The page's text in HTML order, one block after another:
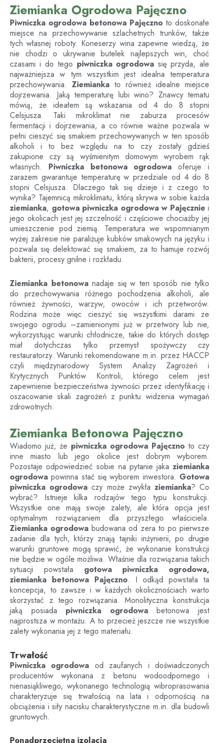
Ziemianka Ogrodowa Pajęczno
Piwniczka ogrodowa betonowa Pajęczno to doskonałe
miejsce na przechowywanie szlachetnych trunków, także
tych własnej roboty. Koneserzy wina zapewne wiedzą, że
nie chodzi o ukrywanie butelek najlepszych win, choć
czasami i do tego piwniczka ogrodowa się przyda, ale
najważniejsza w tym wszystkim jest idealna temperatura
przechowywania. Ziemianka to również idealne miejsce
dojrzewania. Jaką temperaturę lubi wino? Znawcy tematu
mówią, że ideałem są wskazania od 4 do 8 stopni
Celsjusza. Taki mikroklimat nie zaburza procesów
fermentacji i dojrzewania, a co równie ważne pozwala w
pełni cieszyć się smakiem przechowywanych w ten sposób
alkoholi i to bez względu na to czy zostały gdzieś
zakupione czy są wyśmienitym domowym wyrobem rąk
własnych. Piwniczka betonowa ogrodowa oferuje i
zarazem gwarantuje temperaturę w przedziale od 4 do 8
stopni Celsjusza. Dlaczego tak się dzieje i z czego to
wynika? Tajemnicą mikroklimatu, którą skrywa w sobie każda
ziemianka, gotowa piwniczka ogrodowa w Pajęcznie i
jego okolicach jest jej szczelność i częściowe chociażby jej
umieszczenie pod ziemią. Temperatura we wspomnianym
wyżej zakresie nie paraliżuje kubków smakowych na języku i
pozwala się delektować się smakiem, za to hamuje rozwój
bakterii, procesy gnilne i rozkładu.
Ziemianka betonowanadaje się w ten sposób nie tylko
do przechowywania różnego pochodzenia alkoholi, ale
również żywności, warzyw, owoców i ich przetworów.
Rodzina może więc cieszyć się wszystkimi darami ze
swojego ogrodu –zamienionymi już w przetwory lub nie,
wykorzystując warunki chłodnicze, takie do których dostęp
miał dotychczas tylko przemysł spożywczy czy
restauratorzy. Warunki rekomendowane m.in. przez HACCP
czyli międzynarodowy System Analizy Zagrożeń i
Krytycznych Punktów Kontroli, którego celem jest
zapewnienie bezpieczeństwa żywności przez identyfikację i
oszacowanie skali zagrożeń z punktu widzenia wymagań
zdrowotnych.
Ziemianka Betonowa Pajęczno
Wiadomo już, że piwniczka ogrodowa Pajęczno to czy
inne miasto lub jego okolice jest dobrym wyborem.
Pozostaje odpowiedzieć sobie na pytanie jaka ziemianka
ogrodowa powinna stać się wyborem inwestora. Gotowa
piwniczka ogrodowa czy może zwykła ziemianka? Co
wybrać? Istnieje kilka rodzajów tego typu konstrukcji.
Wszystkie one mają swoje zalety, ale która opcja jest
optymalnym rozwiązaniem dla przyszłego właściciela.
Ziemianka ogrodowa budowana od zera to po pierwsze
zadanie dla tych, którzy znają tajniki inżynierii, po drugie
warunki gruntowe mogą sprawić, że wykonanie konstrukcji
nie będzie w ogóle możliwa. Właśnie dla rozwiązania takich
sytuacji powstała gotowa piwniczka ogrodowa,
ziemianka betonowa Pajęczno. I odkąd powstała ta
koncepcja, to zawsze i w każdych okolicznościach warto
skorzystać z tego rozwiązania. Monolityczna konstrukcja
jaką posiada piwniczka ogrodowabetonowa jest
najprostsza w montażu. A to przecież jeszcze nie wszystkie
zalety wykonania jej z tego materiału.
Trwałość
Piwniczka ogrodowa od zaufanych i doświadczonych
producentów wykonana z betonu wodoodpornego i
nienasiąkliwego, wykonanego technologią wibroprasowania
charakteryzuje się trwałością na lata i odpornością na
obciążenia i siły nacisku charakterystyczne m.in. dla budowli
gruntowych.
Ponadprzeciętna izolacja